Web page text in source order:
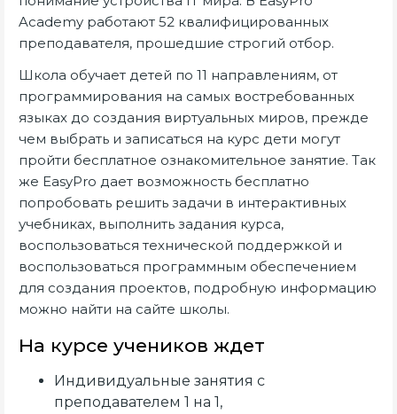
Academy работают 52 квалифицированных
преподавателя, прошедшие строгий отбор.
Школа обучает детей по 11 направлениям, от
программирования на самых востребованных
языках до создания виртуальных миров, прежде
чем выбрать и записаться на курс дети могут
пройти бесплатное ознакомительное занятие. Так
же EasyPro дает возможность бесплатно
попробовать решить задачи в интерактивных
учебниках, выполнить задания курса,
воспользоваться технической поддержкой и
воспользоваться программным обеспечением
для создания проектов, подробную информацию
можно найти на сайте школы.
На курсе учеников ждет
Индивидуальные занятия с
преподавателем 1 на 1,